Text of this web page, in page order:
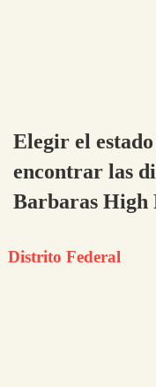
Elegir el
encontrar las
Barbaras High
Distrito Federal